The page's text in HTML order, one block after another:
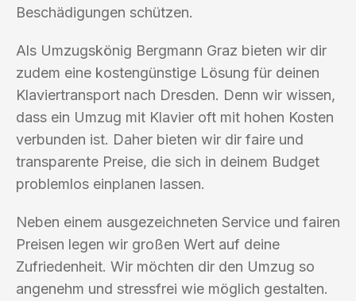
Beschädigungen schützen.
Als Umzugskönig Bergmann Graz bieten wir dir
zudem eine kostengünstige Lösung für deinen
Klaviertransport nach Dresden. Denn wir wissen,
dass ein Umzug mit Klavier oft mit hohen Kosten
verbunden ist. Daher bieten wir dir faire und
transparente Preise, die sich in deinem Budget
problemlos einplanen lassen.
Neben einem ausgezeichneten Service und fairen
Preisen legen wir großen Wert auf deine
Zufriedenheit. Wir möchten dir den Umzug so
angenehm und stressfrei wie möglich gestalten.